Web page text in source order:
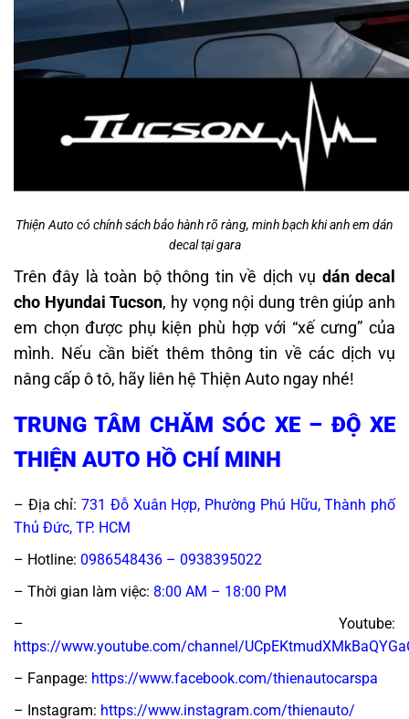
Thiện Auto có chính sách bảo hành rõ ràng, minh bạch khi anh em dán
decal tại gara
Trên đây là toàn bộ thông tin về dịch vụ dán decal
cho Hyundai Tucson, hy vọng nội dung trên giúp anh
em chọn được phụ kiện phù hợp với “xế cưng” của
mình. Nếu cần biết thêm thông tin về các dịch vụ
nâng cấp ô tô, hãy liên hệ Thiện Auto ngay nhé!
TRUNG TÂM CHĂM SÓC XE – ĐỘ XE
THIỆN AUTO HỒ CHÍ MINH
– Địa chỉ:731 Đỗ Xuân Hợp, Phường Phú Hữu, Thành phố
Thủ Đức, TP. HCM
– Hotline: 0986548436 – 0938395022
– Thời gian làm việc: 8:00 AM – 18:00 PM
– Youtube:
https://www.youtube.com/channel/
– Fanpage: https://www.facebook.com/thienautocarspa
– Instagram: https://www.instagram.com/thienauto/